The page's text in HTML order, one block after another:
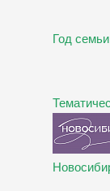
Год семьи